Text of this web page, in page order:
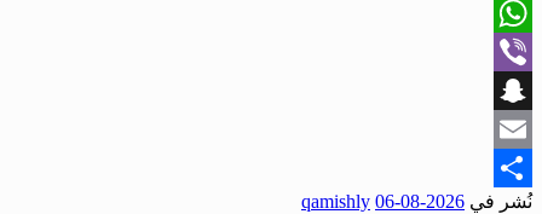
X
WhatsApp
Viber
Snapchat
Email
Share
نُشر في 2026-08-06
qamishly